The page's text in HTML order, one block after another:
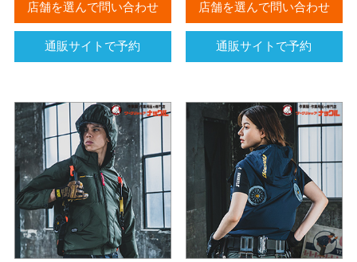
店舗を選んで問い合わせ
通販サイトで予約
店舗を選んで問い合わせ
通販サイトで予約